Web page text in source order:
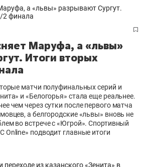
Маруфа, а «львы»
Итоги вторых
матчи полуфинальных серий и
и «Белогорья» стала еще реальнее.
чем через сутки после первого матча
а белгородские «львы» вновь не
во встрече с «Югрой». Спортивный
Online» подводит главные итоги